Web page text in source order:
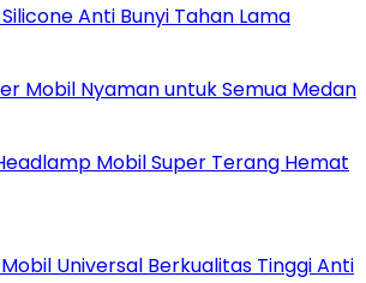
Anti Bunyi Tahan Lama
Mobil Nyaman untuk Semua Medan
Mobil Super Terang Hemat
Universal Berkualitas Tinggi Anti